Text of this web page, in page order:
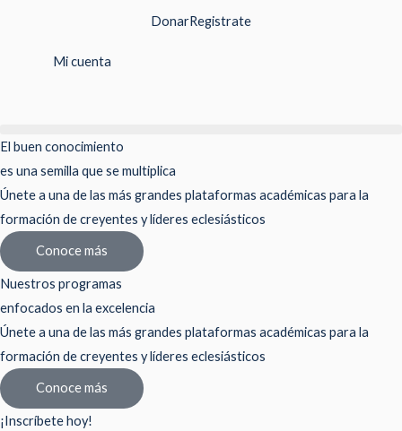
contenido
DonarRegistrate
Mi cuenta
El buen conocimiento
es una semilla que se multiplica
Únete a una de las más grandes plataformas académicas para la
formación de creyentes y líderes eclesiásticos
Conoce más
Nuestros programas
enfocados en la excelencia
Únete a una de las más grandes plataformas académicas para la
formación de creyentes y líderes eclesiásticos
Conoce más
¡Inscríbete hoy!